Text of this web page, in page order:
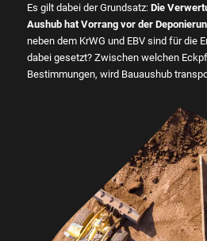
Es gilt dabei der Grundsatz: Die
Aushub hat Vorrang vor der
neben dem KrWG und EBV sind für die
dabei gesetzt? Zwischen welchen
Bestimmungen, wird Bauaushub